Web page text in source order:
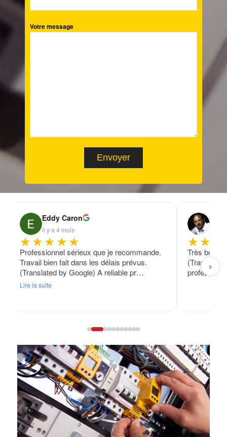
Votre message
Eddy Caron
il y a 4 mois
★★★★★
Professionnel sérieux que je recommande.
Travail bien fait dans les délais prévus.
(Translated by Google) A reliable pr…
Lire la suite
Très bon
›